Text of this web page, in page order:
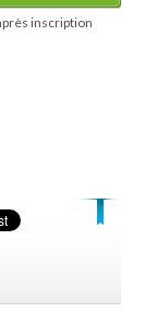
inscription